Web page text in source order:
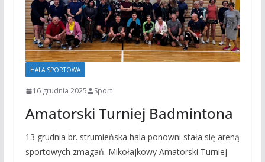
HALA SPORTOWA
16 grudnia 2025 Sport
Amatorski Turniej Badmintona
13 grudnia br. strumieńska hala ponowni stała się areną
sportowych zmagań. Mikołajkowy Amatorski Turniej